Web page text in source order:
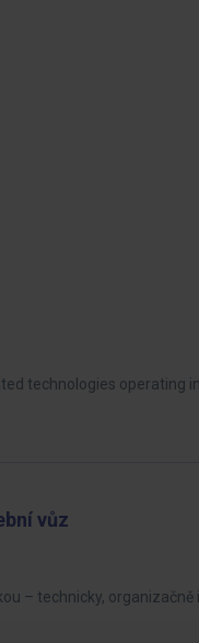
technologies operating
vůz
– technicky, organizačně